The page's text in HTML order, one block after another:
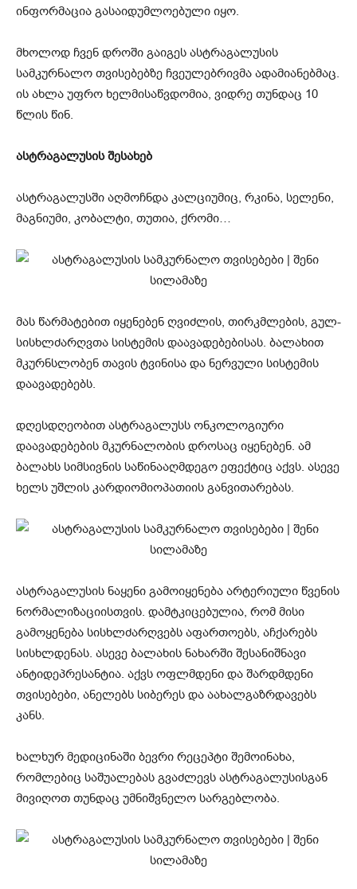
ინფორმაცია გასაიდუმლოებული იყო.
მხოლოდ ჩვენ დროში გაიგეს ასტრაგალუსის
სამკურნალო თვისებებზე ჩვეულებრივმა ადამიანებმაც.
ის ახლა უფრო ხელმისაწვდომია, ვიდრე თუნდაც 10
წლის წინ.
ასტრაგალუსის შესახებ
ასტრაგალუსში აღმოჩნდა კალციუმიც, რკინა, სელენი,
მაგნიუმი, კობალტი, თუთია, ქრომი…
მას წარმატებით იყენებენ ღვიძლის, თირკმლების, გულ-
სისხლძარღვთა სისტემის დაავადებებისას. ბალახით
მკურნსლობენ თავის ტვინისა და ნერვული სისტემის
დაავადებებს.
დღესდღეობით ასტრაგალუსს ონკოლოგიური
დაავადებების მკურნალობის დროსაც იყენებენ. ამ
ბალახს სიმსივნის საწინააღმდეგო ეფექტიც აქვს. ასევე
ხელს უშლის კარდიომიოპათიის განვითარებას.
ასტრაგალუსის ნაყენი გამოიყენება არტერიული წვენის
ნორმალიზაციისთვის. დამტკიცებულია, რომ მისი
გამოყენება სისხლძარღვებს აფართოებს, აჩქარებს
სისხლდენას. ასევე ბალახის ნახარში შესანიშნავი
ანტიდეპრესანტია. აქვს ოფლმდენი და შარდმდენი
თვისებები, ანელებს სიბერეს და აახალგაზრდავებს
კანს.
ხალხურ მედიცინაში ბევრი რეცეპტი შემოინახა,
რომლებიც საშუალებას გვაძლევს ასტრაგალუსისგან
მივიღოთ თუნდაც უმნიშვნელო სარგებლობა.